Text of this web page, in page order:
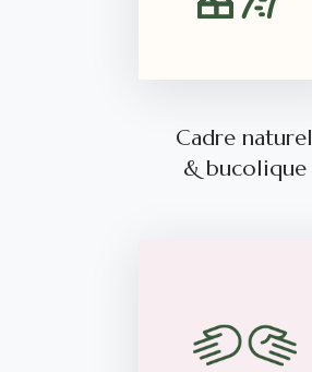
Cadre naturel
& bucolique